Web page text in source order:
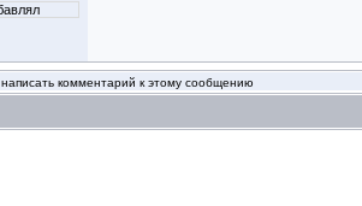
комментарий к этому сообщению